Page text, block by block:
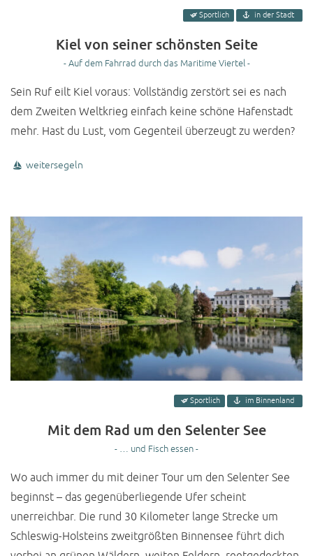
Sportlich in der Stadt
Kiel von seiner schönsten Seite
- Auf dem Fahrrad durch das Maritime Viertel -
Sein Ruf eilt Kiel voraus: Vollständig zerstört sei es nach
dem Zweiten Weltkrieg einfach keine schöne Hafenstadt
mehr. Hast du Lust, vom Gegenteil überzeugt zu werden?
weitersegeln
Sportlich im Binnenland
Mit dem Rad um den Selenter See
- … und Fisch essen -
Wo auch immer du mit deiner Tour um den Selenter See
beginnst – das gegenüberliegende Ufer scheint
unerreichbar. Die rund 30 Kilometer lange Strecke um
Schleswig-Holsteins zweitgrößten Binnensee führt dich